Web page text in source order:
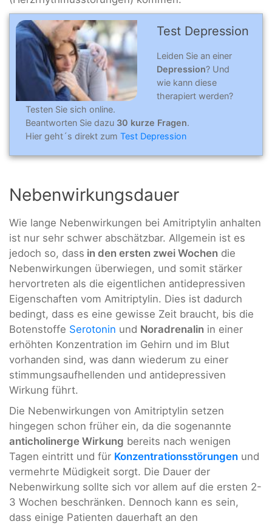
Test Depression
Leiden Sie an einer
Depression? Und
wie kann diese
therapiert werden?
Testen Sie sich online.
Beantworten Sie dazu 30 kurze Fragen.
Hier geht´s direkt zum Test Depression
Nebenwirkungsdauer
Wie lange Nebenwirkungen bei Amitriptylin anhalten
ist nur sehr schwer abschätzbar. Allgemein ist es
jedoch so, dass in den ersten zwei Wochen die
Nebenwirkungen überwiegen, und somit stärker
hervortreten als die eigentlichen antidepressiven
Eigenschaften vom Amitriptylin. Dies ist dadurch
bedingt, dass es eine gewisse Zeit braucht, bis die
Botenstoffe Serotonin und Noradrenalin in einer
erhöhten Konzentration im Gehirn und im Blut
vorhanden sind, was dann wiederum zu einer
stimmungsaufhellenden und antidepressiven
Wirkung führt.
Die Nebenwirkungen von Amitriptylin setzen
hingegen schon früher ein, da die sogenannte
anticholinerge Wirkung bereits nach wenigen
Tagen eintritt und für Konzentrationsstörungen und
vermehrte Müdigkeit sorgt. Die Dauer der
Nebenwirkung sollte sich vor allem auf die ersten 2-
3 Wochen beschränken. Dennoch kann es sein,
dass einige Patienten dauerhaft an den